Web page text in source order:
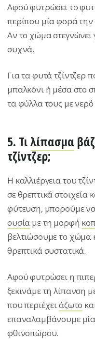
Αφού φυτρώσει το
περίπου μία φορά
Αν το χώμα στεγνώνει
συχνά.
Για τα φυτά τζίντζερ
μπαλκόνι ή μέσα στο
τα φύλλα τους με νερό
5. Τιλίπασμα
τζίντζερ;
Η καλλιέργεια του
σε θρεπτικά στοιχεία
φύτευση, μπορούμε
ουσία με τη μορφή
βελτιώσουμε το χώμα
θρεπτικά συστατικά.
Aφού φυτρώσει η
ξεκινάμε τη λίπανση
που περιέχειάζωτο
επαναλαμβάνουμε
φθινοπώρου.